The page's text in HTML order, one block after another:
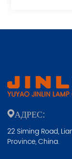
АДРЕС:
22 Siming Road,
Province, China.